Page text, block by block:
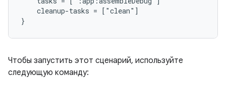
    cleanup-tasks = ["clean"]
Чтобы запустить этот сценарий, используйте
следующую команду: